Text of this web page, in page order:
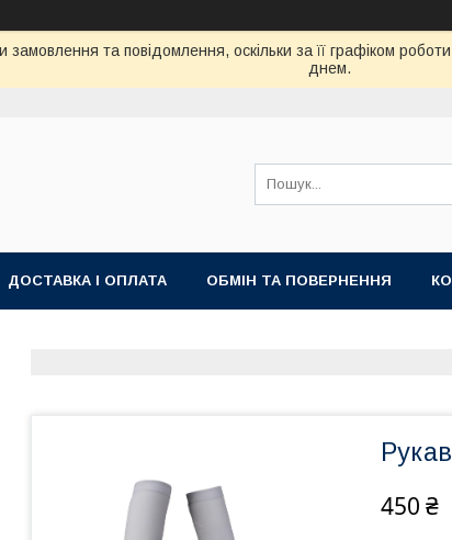
та повідомлення, оскільки за її графіком
днем.
ДОСТАВКА І ОПЛАТА ОБМІН ТА ПОВЕРНЕННЯ
450 ₴